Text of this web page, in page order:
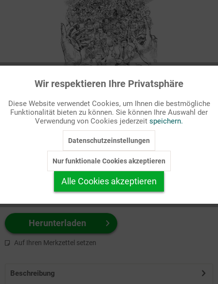
Passende Stichworte
Bibel, NT
zuerst Ihr Produktformat aus.
z.B. Farbe-Grafik, Schwarz-Weiß-Grafik, mit/ohne Text ...
Herunterladen
Auf Ihren Merkzettel setzen
Beschreibung
Funktionale Aktiv
Marketing Inaktiv
Personalisierung Inaktiv
Service
Wir respektieren Ihre Privatsphäre
Diese Website verwendet Cookies, um Ihnen die bestmögliche
Funktionalität bieten zu können. Sie können Ihre Auswahl der
Verwendung von Cookies jederzeit speichern.
Datenschutzeinstellungen
Nur funktionale Cookies akzeptieren
Alle Cookies akzeptieren